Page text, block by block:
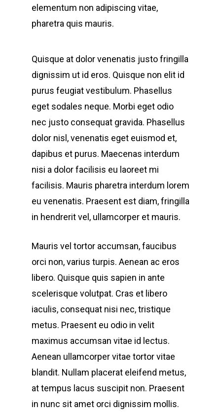
elementum non adipiscing vitae,
pharetra quis mauris.
Quisque at dolor venenatis justo fringilla
dignissim ut id eros. Quisque non elit id
purus feugiat vestibulum. Phasellus
eget sodales neque. Morbi eget odio
nec justo consequat gravida. Phasellus
dolor nisl, venenatis eget euismod et,
dapibus et purus. Maecenas interdum
nisi a dolor facilisis eu laoreet mi
facilisis. Mauris pharetra interdum lorem
eu venenatis. Praesent est diam, fringilla
in hendrerit vel, ullamcorper et mauris.
Mauris vel tortor accumsan, faucibus
orci non, varius turpis. Aenean ac eros
libero. Quisque quis sapien in ante
scelerisque volutpat. Cras et libero
iaculis, consequat nisi nec, tristique
metus. Praesent eu odio in velit
maximus accumsan vitae id lectus.
Aenean ullamcorper vitae tortor vitae
blandit. Nullam placerat eleifend metus,
at tempus lacus suscipit non. Praesent
in nunc sit amet orci dignissim mollis.